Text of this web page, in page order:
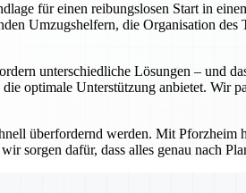
für einen reibungslosen Start in
Umzugshelfern, die Organisation
unterschiedliche Lösungen – und
optimale Unterstützung anbietet. Wir
überfordernd werden. Mit
sorgen dafür, dass alles genau nach